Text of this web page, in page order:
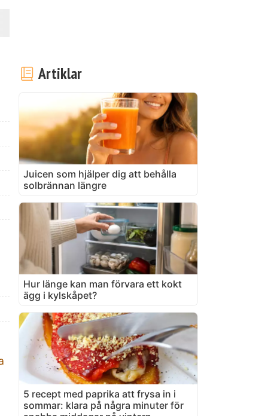
Artiklar
Juicen som hjälper dig att behålla
solbrännan längre
Hur länge kan man förvara ett kokt
ägg i kylskåpet?
5 recept med paprika att frysa in i
sommar: klara på några minuter för